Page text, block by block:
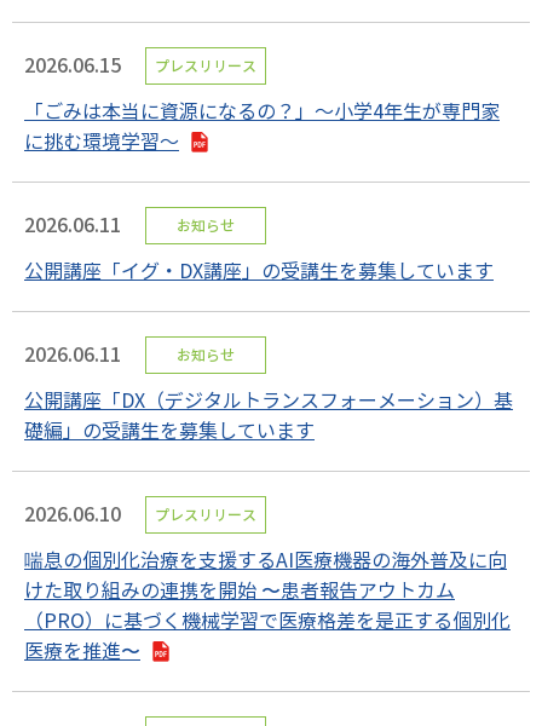
2026.06.15 プレスリリース
「ごみは本当に資源になるの？」～小学4年生が専門家
に挑む環境学習～
2026.06.11 お知らせ
公開講座「イグ・DX講座」の受講生を募集しています
2026.06.11 お知らせ
公開講座「DX（デジタルトランスフォーメーション）基
礎編」の受講生を募集しています
2026.06.10 プレスリリース
喘息の個別化治療を支援するAI医療機器の海外普及に向
けた取り組みの連携を開始 〜患者報告アウトカム
（PRO）に基づく機械学習で医療格差を是正する個別化
医療を推進〜